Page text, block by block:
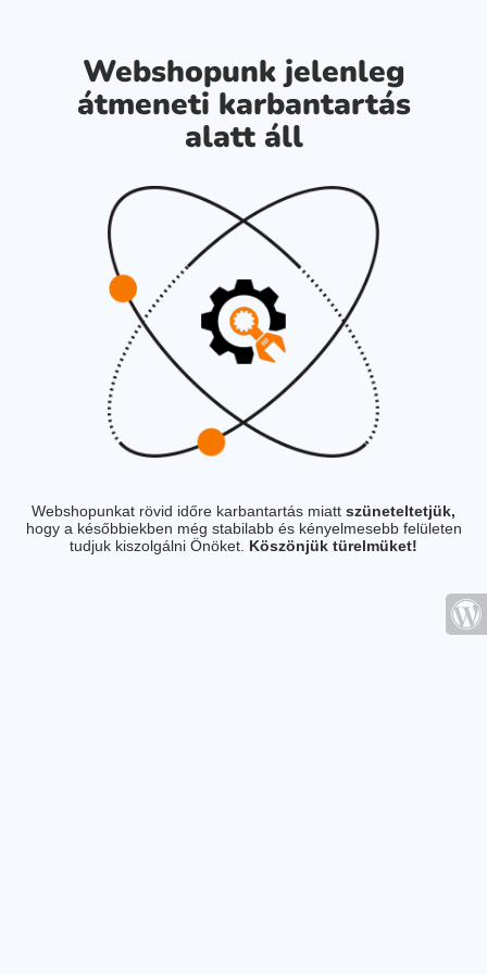
Webshopunk jelenleg
átmeneti karbantartás
alatt áll
Webshopunkat rövid időre karbantartás miatt szüneteltetjük,
hogy a későbbiekben még stabilabb és kényelmesebb felületen
tudjuk kiszolgálni Önöket. Köszönjük türelmüket!